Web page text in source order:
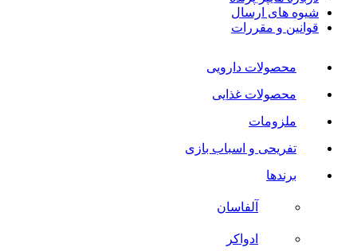
شیوه های ارسال
قوانین و مقررات
محصولات دارویی
محصولات غذایی
ملزومات
تفریحی و اسباب بازی
برندها
آلفاسان
ادواکر